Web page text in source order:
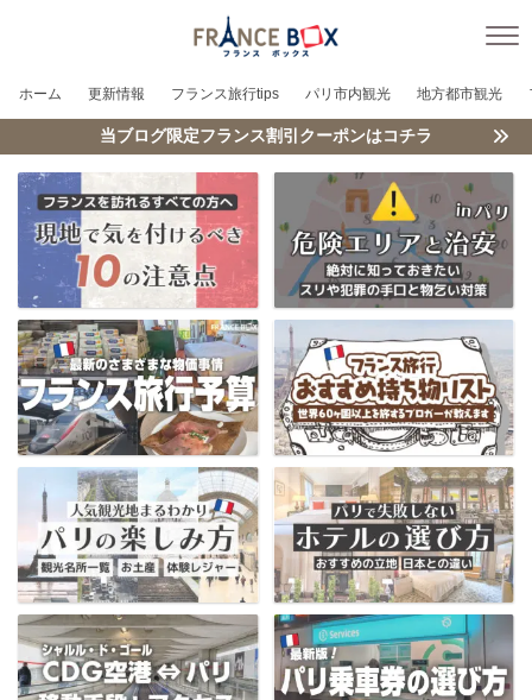
ホーム 更新情報 フランス旅行tips パリ市内観光 地方都市観光
当ブログ限定フランス割引クーポンはコチラ